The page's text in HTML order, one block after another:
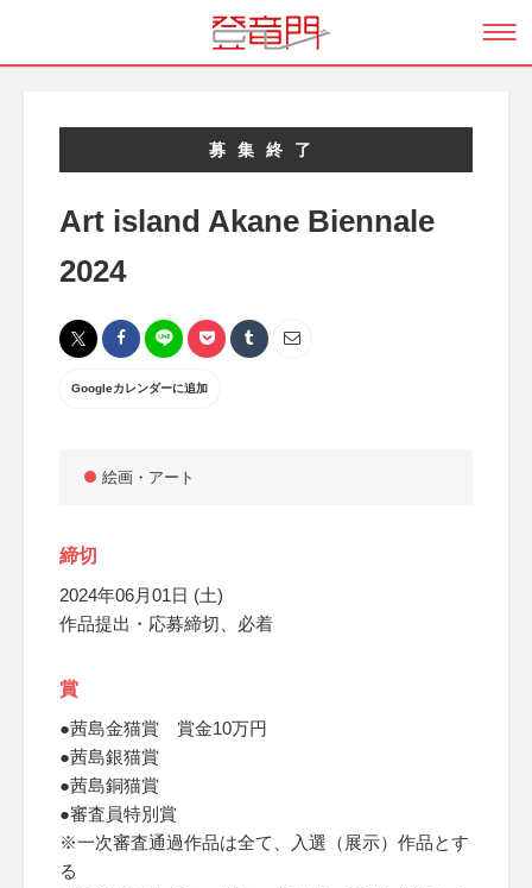
募集終了
Art island Akane Biennale
2024
Googleカレンダーに追加
絵画・アート
締切
2024年06月01日 (土)
作品提出・応募締切、必着
賞
●茜島金猫賞 賞金10万円
●茜島銀猫賞
●茜島銅猫賞
●審査員特別賞
※一次審査通過作品は全て、入選（展示）作品とす
る